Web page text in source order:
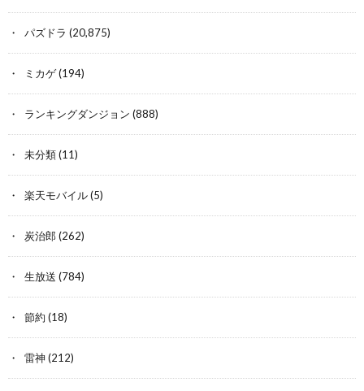
パズドラ (20,875)
ミカゲ(194)
ランキングダンジョン (888)
未分類(11)
楽天モバイル(5)
炭治郎 (262)
生放送 (784)
節約 (18)
雷神 (212)